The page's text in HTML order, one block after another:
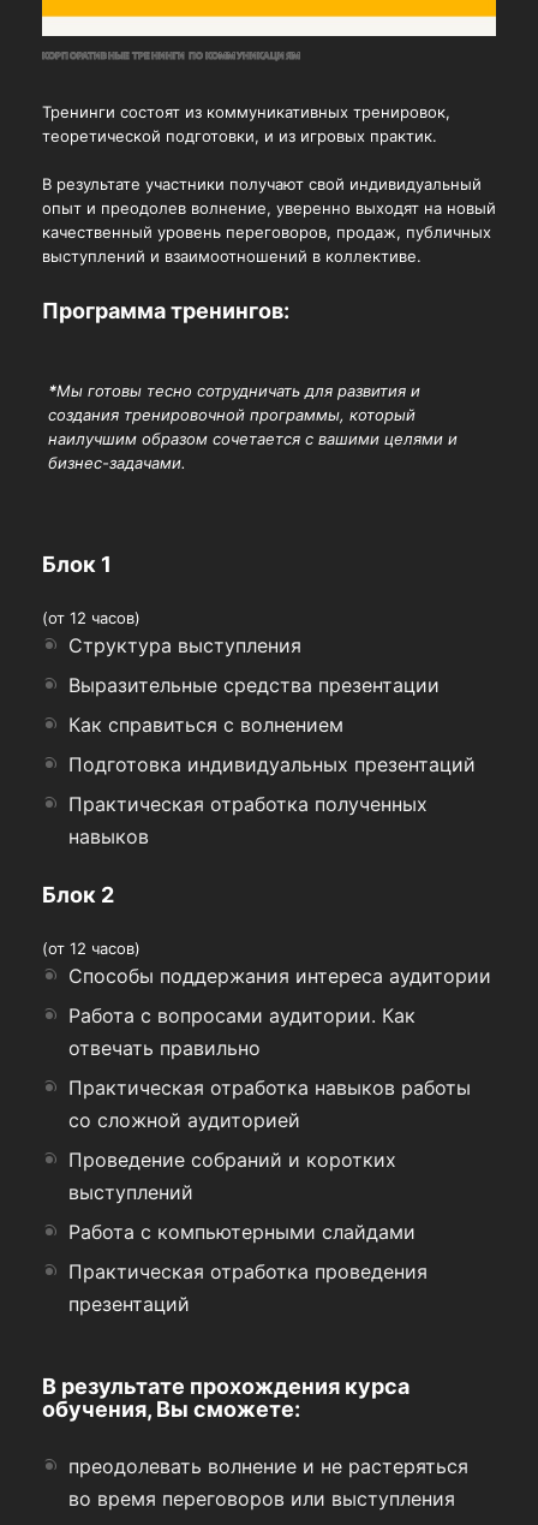
КОРПОРАТИВНЫЕ ТРЕНИНГИ ПО КОММУНИКАЦИЯМ
Тренинги состоят из коммуникативных тренировок,
теоретической подготовки, и из игровых практик.
В результате участники получают свой индивидуальный
опыт и преодолев волнение, уверенно выходят на новый
качественный уровень переговоров, продаж, публичных
выступлений и взаимоотношений в коллективе.
Программа тренингов:
*Мы готовы тесно сотрудничать для развития и
создания тренировочной программы, который
наилучшим образом сочетается с вашими целями и
бизнес-задачами.
Блок 1
(от 12 часов)
Структура выступления
Выразительные средства презентации
Как справиться с волнением
Подготовка индивидуальных презентаций
Практическая отработка полученных
навыков
Блок 2
(от 12 часов)
Способы поддержания интереса аудитории
Работа с вопросами аудитории. Как
отвечать правильно
Практическая отработка навыков работы
со сложной аудиторией
Проведение собраний и коротких
выступлений
Работа с компьютерными слайдами
Практическая отработка проведения
презентаций
В результате прохождения курса
обучения, Вы сможете:
преодолевать волнение и не растеряться
во время переговоров или выступления